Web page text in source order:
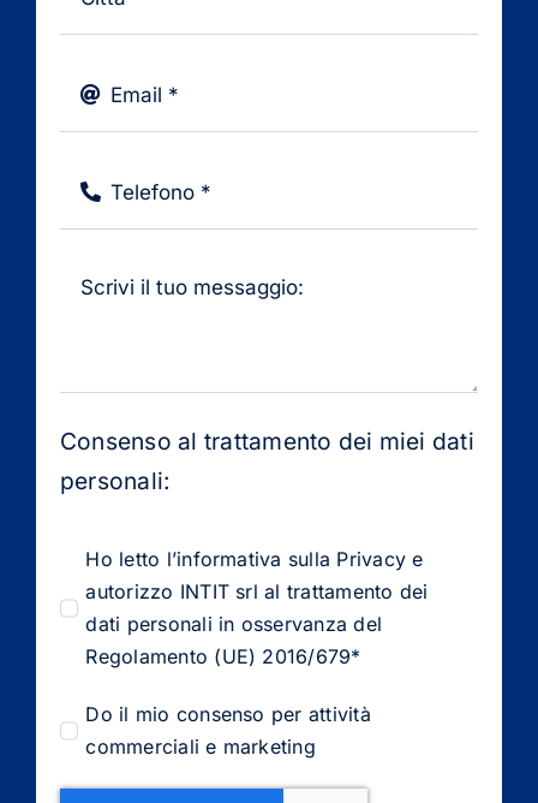
Consenso al trattamento dei miei dati
personali:
Ho letto l’informativa sulla Privacy e
autorizzo INTIT srl al trattamento dei
dati personali in osservanza del
Regolamento (UE) 2016/679*
Do il mio consenso per attività
commerciali e marketing